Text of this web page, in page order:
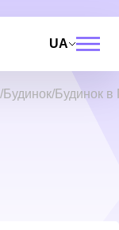
UA
Будинок Будинок в